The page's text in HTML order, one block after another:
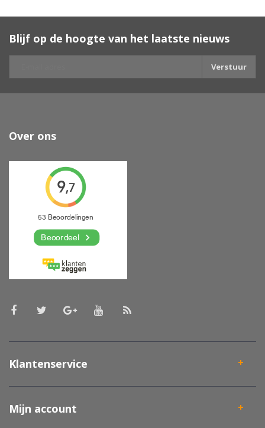
Blijf op de hoogte van het laatste nieuws
Verstuur
Over ons
Klantenservice
Mijn account